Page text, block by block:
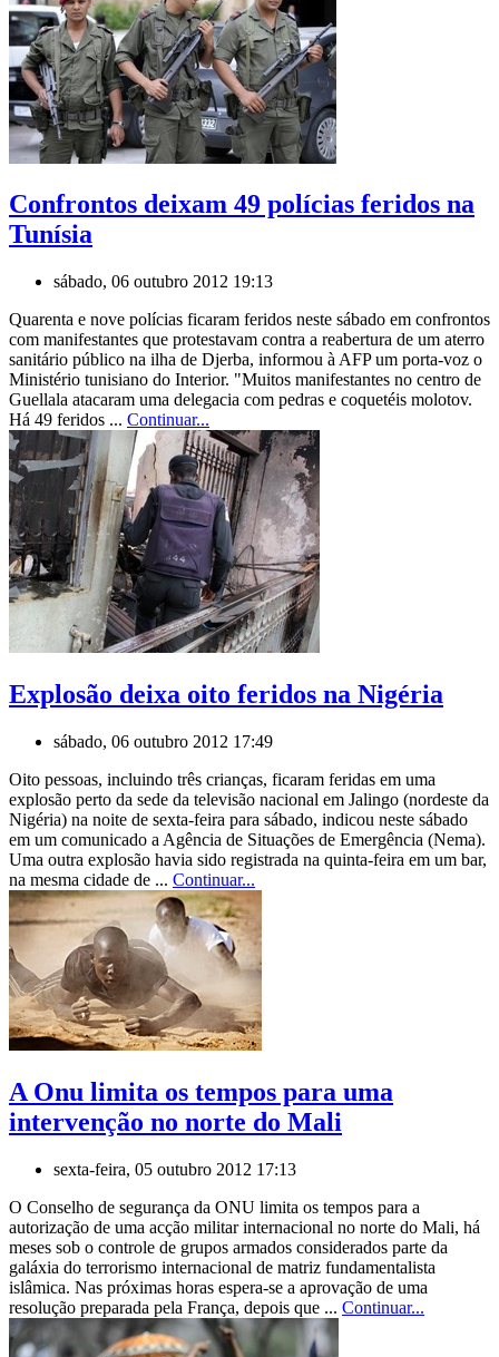
Confrontos deixam 49 polícias feridos na
Tunísia
sábado, 06 outubro 2012 19:13
Quarenta e nove polícias ficaram feridos neste sábado em confrontos
com manifestantes que protestavam contra a reabertura de um aterro
sanitário público na ilha de Djerba, informou à AFP um porta-voz o
Ministério tunisiano do Interior. "Muitos manifestantes no centro de
Guellala atacaram uma delegacia com pedras e coquetéis molotov.
Há 49 feridos ... Continuar...
Explosão deixa oito feridos na Nigéria
sábado, 06 outubro 2012 17:49
Oito pessoas, incluindo três crianças, ficaram feridas em uma
explosão perto da sede da televisão nacional em Jalingo (nordeste da
Nigéria) na noite de sexta-feira para sábado, indicou neste sábado
em um comunicado a Agência de Situações de Emergência (Nema).
Uma outra explosão havia sido registrada na quinta-feira em um bar,
na mesma cidade de ... Continuar...
A Onu limita os tempos para uma
intervenção no norte do Mali
sexta-feira, 05 outubro 2012 17:13
O Conselho de segurança da ONU limita os tempos para a
autorização de uma acção militar internacional no norte do Mali, há
meses sob o controle de grupos armados considerados parte da
galáxia do terrorismo internacional de matriz fundamentalista
islâmica. Nas próximas horas espera-se a aprovação de uma
resolução preparada pela França, depois que ... Continuar...